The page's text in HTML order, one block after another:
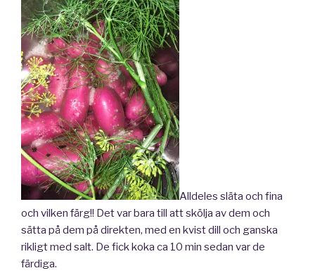
Alldeles släta och fina
och vilken färg!! Det var bara till att skölja av dem och
sätta på dem på direkten, med en kvist dill och ganska
rikligt med salt. De fick koka ca 10 min sedan var de
färdiga.